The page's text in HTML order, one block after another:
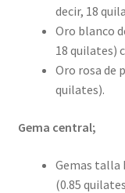
decir, 18
Oro blanco
18 quilates)
Oro rosa de
quilates).
Gema central;
Gemas talla
(0.85